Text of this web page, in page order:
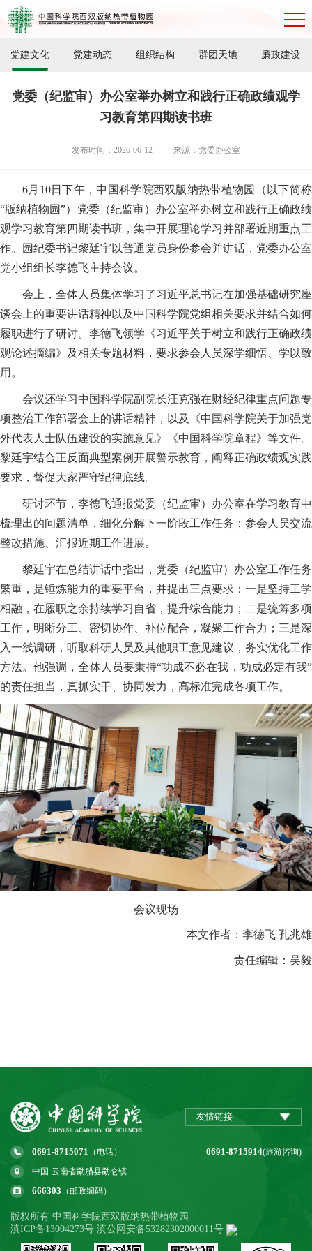
党建文化 党建动态 组织结构 群团天地 廉政建设
党委（纪监审）办公室举办树立和践行正确政绩观学
习教育第四期读书班
发布时间：2026-06-12 来源：党委办公室
6月10日下午，中国科学院西双版纳热带植物园（以下简称
“版纳植物园”）党委（纪监审）办公室举办树立和践行正确政绩
观学习教育第四期读书班，集中开展理论学习并部署近期重点工
作。园纪委书记黎廷宇以普通党员身份参会并讲话，党委办公室
党小组组长李德飞主持会议。
会上，全体人员集体学习了习近平总书记在加强基础研究座
谈会上的重要讲话精神以及中国科学院党组相关要求并结合如何
履职进行了研讨。李德飞领学《习近平关于树立和践行正确政绩
观论述摘编》及相关专题材料，要求参会人员深学细悟、学以致
用。
会议还学习中国科学院副院长汪克强在财经纪律重点问题专
项整治工作部署会上的讲话精神，以及《中国科学院关于加强党
外代表人士队伍建设的实施意见》《中国科学院章程》等文件。
黎廷宇结合正反面典型案例开展警示教育，阐释正确政绩观实践
要求，督促大家严守纪律底线。
研讨环节，李德飞通报党委（纪监审）办公室在学习教育中
梳理出的问题清单，细化分解下一阶段工作任务；参会人员交流
整改措施、汇报近期工作进展。
黎廷宇在总结讲话中指出，党委（纪监审）办公室工作任务
繁重，是锤炼能力的重要平台，并提出三点要求：一是坚持工学
相融，在履职之余持续学习自省，提升综合能力；二是统筹多项
工作，明晰分工、密切协作、补位配合，凝聚工作合力；三是深
入一线调研，听取科研人员及其他职工意见建议，务实优化工作
方法。他强调，全体人员要秉持“功成不必在我，功成必定有我”
的责任担当，真抓实干、协同发力，高标准完成各项工作。
会议现场
本文作者：李德飞 孔兆雄
责任编辑：吴毅
友情链接
0691-8715071 （电话） 0691-8715914(旅游咨询)
中国·云南省勐腊县勐仑镇
666303 （邮政编码）
版权所有 中国科学院西双版纳热带植物园
滇ICP备13004273号 滇公网安备53282302000011号